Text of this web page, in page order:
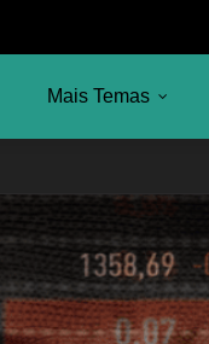
Mais Temas